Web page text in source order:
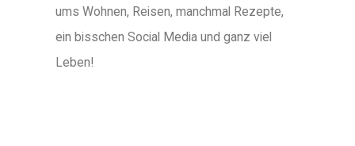
ums Wohnen, Reisen, manchmal Rezepte,
ein bisschen Social Media und ganz viel
Leben!